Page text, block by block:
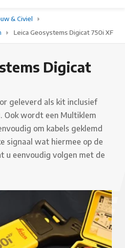
& Civiel
Leica Geosystems Digicat 750i XF
Digicat
geleverd als kit inclusief
wordt een Multiklem
om kabels geklemd
signaal wat hiermee op de
u eenvoudig volgen met de